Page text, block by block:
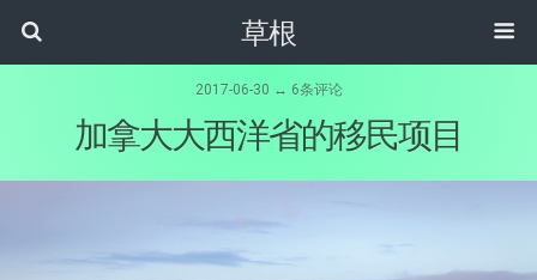
草根
2017-06-30 ↔ 6条评论
加拿大大西洋省的移民项目